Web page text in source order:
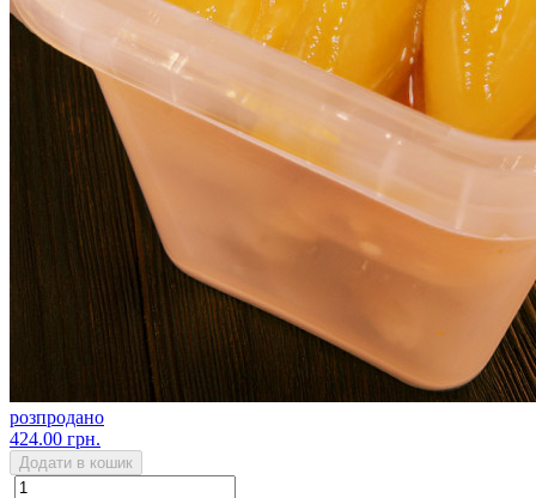
розпродано
424.00 грн.
Додати в кошик